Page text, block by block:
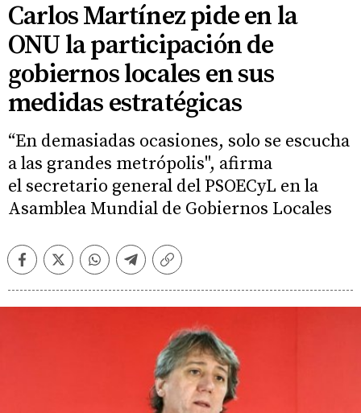
Carlos Martínez pide en la
ONU la participación de
gobiernos locales en sus
medidas estratégicas
“En demasiadas ocasiones, solo se escucha
a las grandes metrópolis", afirma
el secretario general del PSOECyL en la
Asamblea Mundial de Gobiernos Locales
FacebookTwitterWhatsappTelegramCopiar